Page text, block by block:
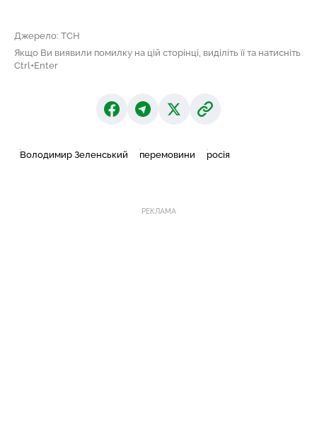
Джерело: ТСН
Якщо Ви виявили помилку на цій сторінці, виділіть її та натисніть
Ctrl+Enter
Володимир Зеленський перемовини росія
РЕКЛАМА